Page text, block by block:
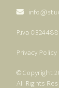
P.iva
Privacy Policy
© Copyright
All Rights